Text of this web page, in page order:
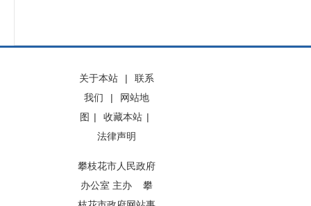
关于本站 |
联系
我们
|
网站地
图 | 收藏本站 |
法律声明
攀枝花市人民政府
办公室 主办 攀